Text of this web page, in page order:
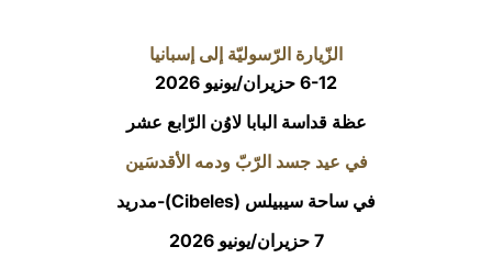
中文
LATINE
الزّيارة الرّسوليّة إلى إسبانيا
6-12 حزيران/يونيو 2026
عظة قداسة البابا لاوُن الرّابع عشر
في عيد جسد الرّبّ ودمه الأقدسَين
في ساحة سيبيلس (Cibeles)-مدريد
7 حزيران/يونيو 2026